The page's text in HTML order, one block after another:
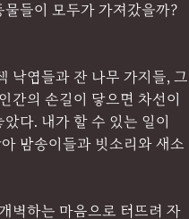
들이 모두가 가져갔을까?
낙엽들과 잔 나무 가지들, 그
간의 손길이 닿으면 차선이
다. 내가 할 수 있는 일이
밤송이들과 빗소리와 새소
벽하는 마음으로 터뜨려 자